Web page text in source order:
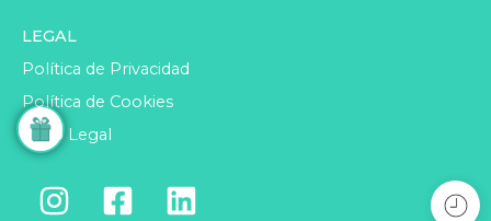
LEGAL
Política de Privacidad
Política de Cookies
Aviso Legal